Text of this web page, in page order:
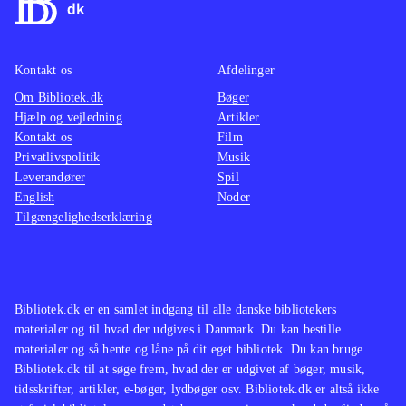
Bibliotek.dk er en samlet indgang til alle danske bibliotekers
materialer og til hvad der udgives i Danmark. Du kan bestille
materialer og så hente og låne på dit eget bibliotek. Du kan bruge
Bibliotek.dk til at søge frem, hvad der er udgivet af bøger, musik,
tidsskrifter, artikler, e-bøger, lydbøger osv. Bibliotek.dk er altså ikke
Kontakt os
Om Bibliotek.dk
Hjælp og vejledning
Kontakt os
Privatlivspolitik
Leverandører
English
Tilgængelighedserklæring
Afdelinger
Bøger
Artikler
Film
Musik
Spil
Noder